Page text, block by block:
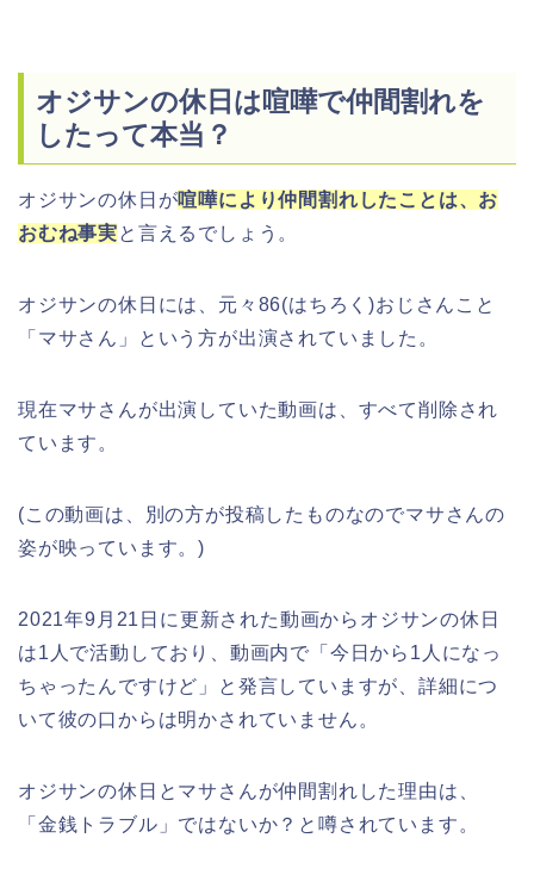
オジサンの休日は喧嘩で仲間割れを
したって本当？
オジサンの休日が喧嘩により仲間割れしたことは、お
おむね事実と言えるでしょう。
オジサンの休日には、元々86(はちろく)おじさんこと
「マサさん」という方が出演されていました。
現在マサさんが出演していた動画は、すべて削除され
ています。
(この動画は、別の方が投稿したものなのでマサさんの
姿が映っています。)
2021年9月21日に更新された動画からオジサンの休日
は1人で活動しており、動画内で「今日から1人になっ
ちゃったんですけど」と発言していますが、詳細につ
いて彼の口からは明かされていません。
オジサンの休日とマサさんが仲間割れした理由は、
「金銭トラブル」ではないか？と噂されています。